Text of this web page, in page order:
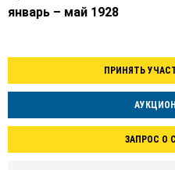
январь – май 1928
ПРИНЯТЬ
ЗАПРОС О